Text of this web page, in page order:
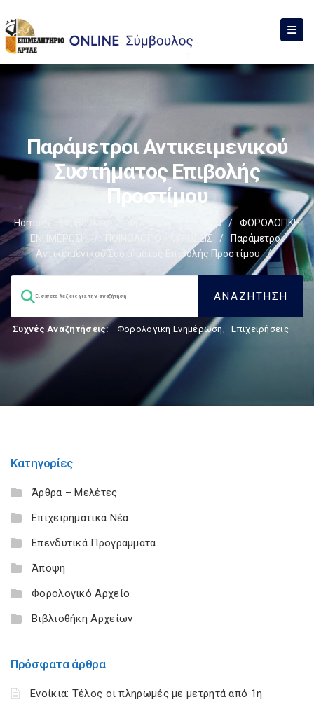
Παράμετροι Αντικειμενικού
Συστήματος Επιβολής
Προστίμου
Home ΦΟΡΟΛΟΓΙΣΤΙΚΑ_old /
ΦΟΡΟΛΟΓΙΚΗ
ΕΝΗΜΕΡΩΣΗ
ΠΟΙΝΟΛΟΓΙΟ - ΚΥΡΩΣΕΙΣ /
Παράμετροι
Αντικειμενικού Συστήματος Επιβολής Προστίμου
/
Συχνές Αναζητήσεις: Φορολογικη Ενημέρωση, Επιχειρήσεις
Κατηγορίες
Άρθρα – Μελέτες
Επιχειρηματικά Νέα
Επενδυτικά Προγράμματα
Άποψη
Φορολογικό Αρχείο
Βιβλιοθήκη Αρχείων
Πρόσφατα άρθρα
Ενοίκια: Τέλος οι πληρωμές με μετρητά από 1η